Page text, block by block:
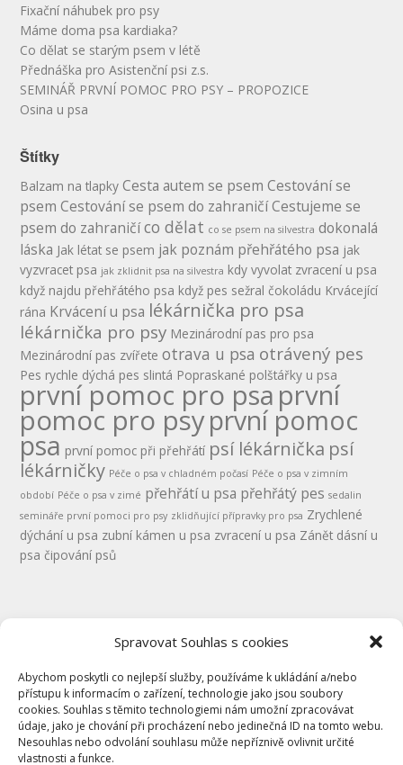
Spravovat Souhlas s cookies
Abychom poskytli co nejlepší služby, používáme k ukládání a/nebo
přístupu k informacím o zařízení, technologie jako jsou soubory
cookies. Souhlas s těmito technologiemi nám umožní zpracovávat
údaje, jako je chování při procházení nebo jedinečná ID na tomto webu.
Nesouhlas nebo odvolání souhlasu může nepříznivě ovlivnit určité
vlastnosti a funkce.
Fixační náhubek pro psy
Máme doma psa kardiaka?
Co dělat se starým psem v létě
Přednáška pro Asistenční psi z.s.
SEMINÁŘ PRVNÍ POMOC PRO PSY – PROPOZICE
Osina u psa
Štítky
Balzam na tlapky Cesta autem se psem Cestování se
psem Cestování se psem do zahraničíCestujeme se
psem do zahraničíco dělat co se psem na silvestra dokonalá
láska Jak létat se psem jak poznám přehřátého psa jak
vyzvracet psa jak zklidnit psa na silvestra kdy vyvolat zvracení u psa
když najdu přehřátého psa když pes sežral čokoládu Krvácející
rána Krvácení u psa lékárnička pro psa
lékárnička pro psy Mezinárodní pas pro psa
Mezinárodní pas zvířete otrava u psa otrávený pes
Pes rychle dýchá pes slintá Popraskané polštářky u psa
první pomoc pro psa první
pomoc pro psyprvní pomoc
psa první pomoc při přehřátí psí lékárnička psí
lékárničky Péče o psa v chladném počasí Péče o psa v zimním
období Péče o psa v zimé přehřátí u psa přehřátý pes sedalin
semináře první pomoci pro psy zklidňující přípravky pro psa Zrychlené
dýchání u psa zubní kámen u psa zvracení u psa Zánět dásní u
psa čipování psů
Kontakty
GDPR